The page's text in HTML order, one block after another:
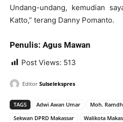
Undang-undang, kemudian
Katto,” terang Danny Pomanto.
Penulis: Agus Mawan
Post Views: 513
Editor Sulselekspres
TAGS Adwi Awan Umar
Moh.
Sekwan DPRD Makassar
Walikota